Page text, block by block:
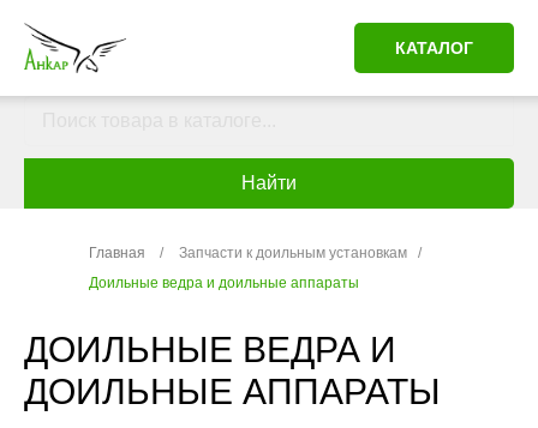
КАТАЛОГ
Найти
Главная /
Запчасти к доильным установкам
Доильные ведра и доильные аппараты
/
ДОИЛЬНЫЕ ВЕДРА И
ДОИЛЬНЫЕ АППАРАТЫ